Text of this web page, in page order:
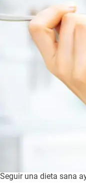
Seguir una dieta sana